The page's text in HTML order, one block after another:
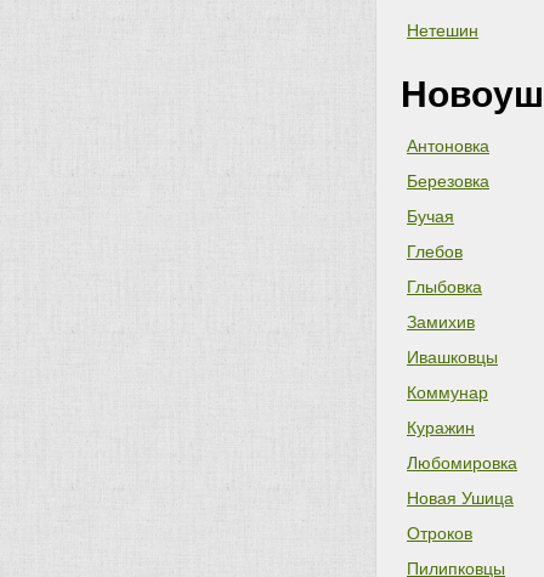
Нетешин
Антоновка
Березовка
Бучая
Глебов
Глыбовка
Замихив
Ивашковцы
Коммунар
Куражин
Любомировка
Новая Ушица
Отроков
Пилипковцы